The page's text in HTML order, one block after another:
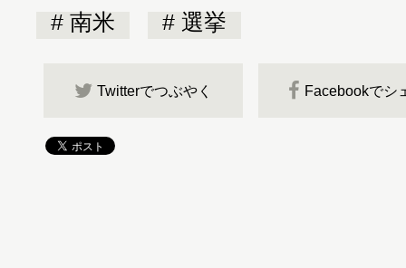
南米 選挙
Twitterでつぶやく Facebookでシ